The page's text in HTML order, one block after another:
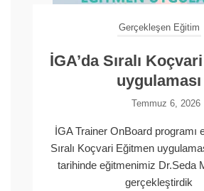
Gerçekleşen Eğitim
İGA’da Sıralı
uygulaması
Temmuz 6, 2026
İGA Trainer OnBoard programı
Sıralı Koçvari Eğitmen
tarihinde eğitmenimiz Dr.Seda
gerçekleştirdik